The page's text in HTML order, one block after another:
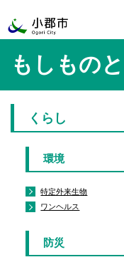
もしもの
くらし
環境
特定外来生物
ワンヘルス
防災